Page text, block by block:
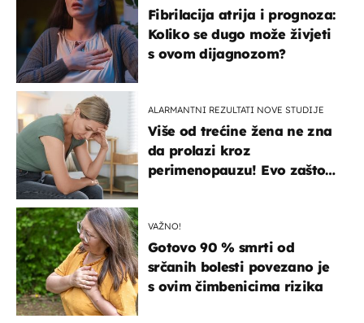
Fibrilacija atrija i prognoza:
Koliko se dugo može živjeti
s ovom dijagnozom?
ALARMANTNI REZULTATI NOVE STUDIJE
Više od trećine žena ne zna
da prolazi kroz
perimenopauzu! Evo zašto
VAŽNO!
Gotovo 90 % smrti od
srčanih bolesti povezano je
s ovim čimbenicima rizika